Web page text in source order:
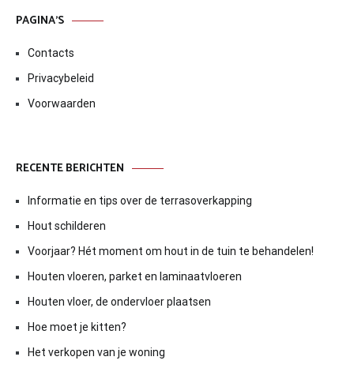
PAGINA’S
Contacts
Privacybeleid
Voorwaarden
RECENTE BERICHTEN
Informatie en tips over de terrasoverkapping
Hout schilderen
Voorjaar? Hét moment om hout in de tuin te behandelen!
Houten vloeren, parket en laminaatvloeren
Houten vloer, de ondervloer plaatsen
Hoe moet je kitten?
Het verkopen van je woning